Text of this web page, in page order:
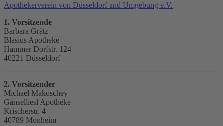
Apothekerverein von Düsseldorf und Umgebung e.V.
1. Vorsitzende
Barbara Grätz
Blasius Apotheke
Hammer Dorfstr. 124
40221 Düsseldorf
2. Vorsitzender
Michael Makoschey
Gänselliesl Apotheke
Krischerstr. 4
40789 Monheim